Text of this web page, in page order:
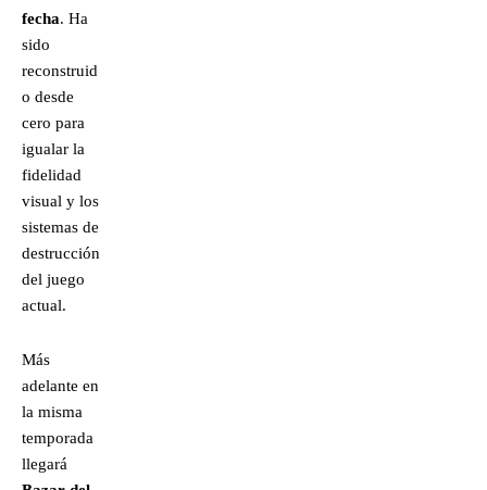
fecha. Ha
sido
reconstruid
o desde
cero para
igualar la
fidelidad
visual y los
sistemas de
destrucción
del juego
actual.
Más
adelante en
la misma
temporada
llegará